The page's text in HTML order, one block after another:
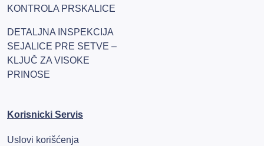
KONTROLA PRSKALICE
DETALJNA INSPEKCIJA
SEJALICE PRE SETVE –
KLJUČ ZA VISOKE
PRINOSE
Korisnicki Servis
Uslovi korišćenja